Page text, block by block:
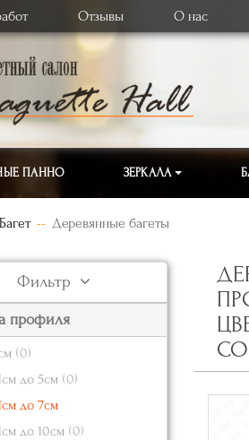
Отзывы О нас
ПАННО ЗЕРКАЛА
Багет Деревянные багеты
Фильтр
профиля
(0)
до 5см (0)
до 7см
до 10см (0)